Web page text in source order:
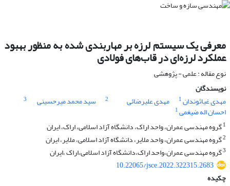
معرفی یک سیستم لرزه بر مهاربندی شده به منظور بهبود
عملکرد لرزه‌ای در قاب‌های فولادی
نوع مقاله : علمی - پژوهشی
نویسندگان
مهدی غیاثوندان1 مهدی علیرضائی 2 سید محمد میرحسینی 3
احسان اله ضیغمی1
1گروه مهندسی عمران، واحد اراک، دانشگاه آزاد اسلامی، اراک، ایران
2گروه مهندسی عمران، واحد ملایر، دانشگاه آزاد اسلامی، ملایر، ایران
3گروه مهندسی عمران،واحد اراک،دانشگاه آزاد اسلامی،اراک ،ایران
10.22065/jsce.2022.322315.2683
چکیده